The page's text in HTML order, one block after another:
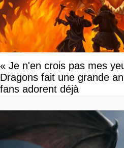
« Je n'en crois pas mes
Dragons fait une grande
fans adorent déjà